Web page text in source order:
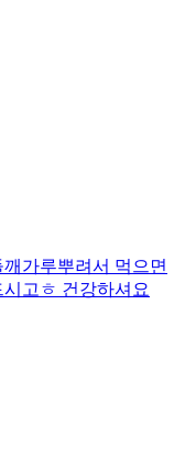
가루뿌려서 먹으면
고ㅎ 건강하셔요